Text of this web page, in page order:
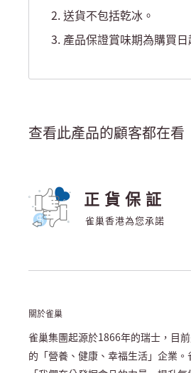
送貨不包括乾冰。
產品保證賞味期為購買
查看此產品的顧客都在看
正貨保証
雀巢香港為您承諾
關於雀巢
雀巢集團起源於1866年的瑞士，目
的「營養、健康、幸福生活」企業